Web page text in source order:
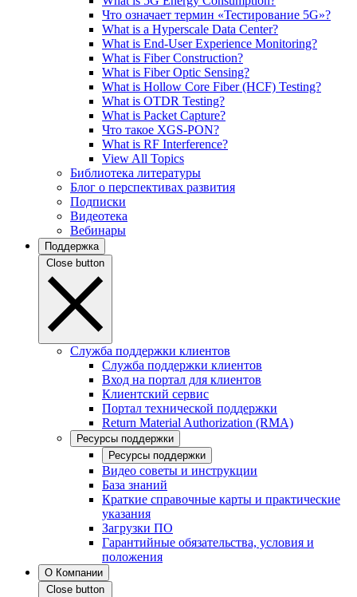
Что означает термин «Тестирование 5G»?
What is a Hyperscale Data Center?
What is End-User Experience Monitoring?
What is Fiber Construction?
What is Fiber Optic Sensing?
What is Hollow Core Fiber (HCF) Testing?
What is OTDR Testing?
What is Packet Capture?
Что такое XGS-PON?
What is RF Interference?
View All Topics
Библиотека литературы
Блог о перспективах развития
Подписки
Видеотека
Вебинары
Поддержка
Close button
Служба поддержки клиентов
Служба поддержки клиентов
Вход на портал для клиентов
Клиентский сервис
Портал технической поддержки
Return Material Authorization (RMA)
Ресурсы поддержки
Ресурсы поддержки
Видео советы и инструкции
База знаний
Краткие справочные карты и практические
указания
Загрузки ПО
Гарантийные обязательства, условия и
положения
О Компании
Close button